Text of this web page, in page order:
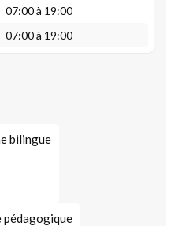
07:00 à 19:00
07:00 à 19:00
bilingue
pédagogique